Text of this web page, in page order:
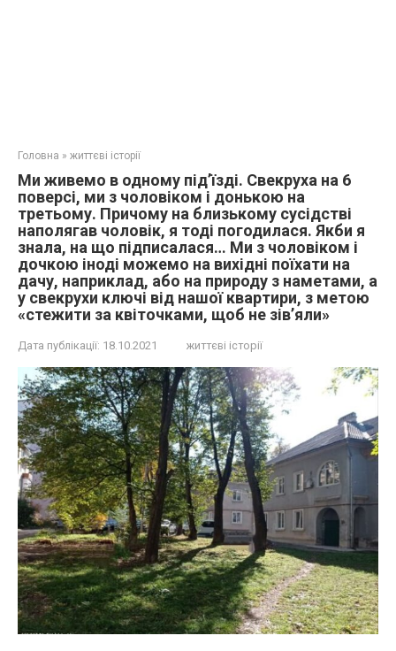
Головна » життєві історії
Ми живемо в одному під’їзді. Свекруха на 6
поверсі, ми з чоловіком і донькою на
третьому. Причому на близькому сусідстві
наполягав чоловік, я тоді погодилася. Якби я
знала, на що підписалася… Ми з чоловіком і
дочкою іноді можемо на вихідні поїхати на
дачу, наприклад, або на природу з наметами, а
у свекрухи ключі від нашої квартири, з метою
«стежити за квіточками, щоб не зів’яли»
Дата публікації: 18.10.2021 життєві історії